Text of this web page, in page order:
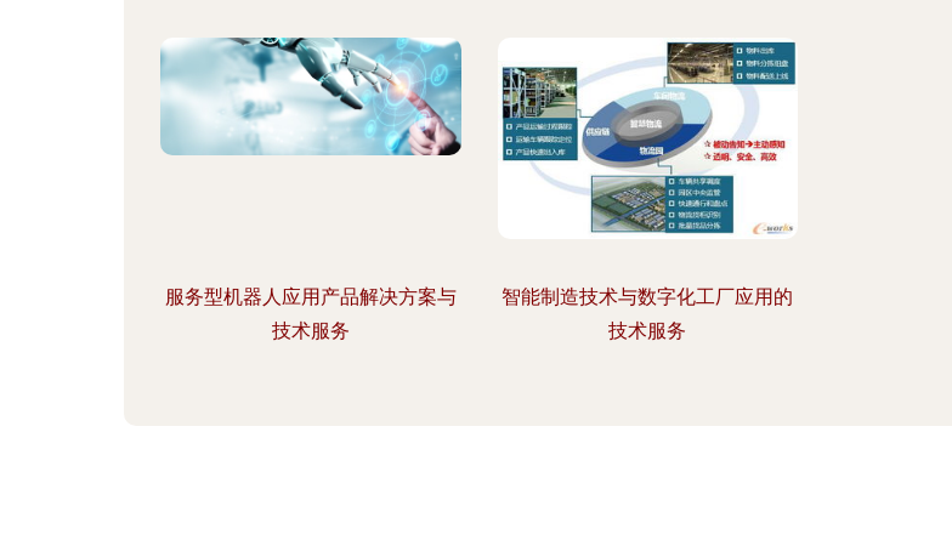
服务型机器人应用产品解决方案与
技术服务
智能制造技术与数字化工厂应用的
技术服务